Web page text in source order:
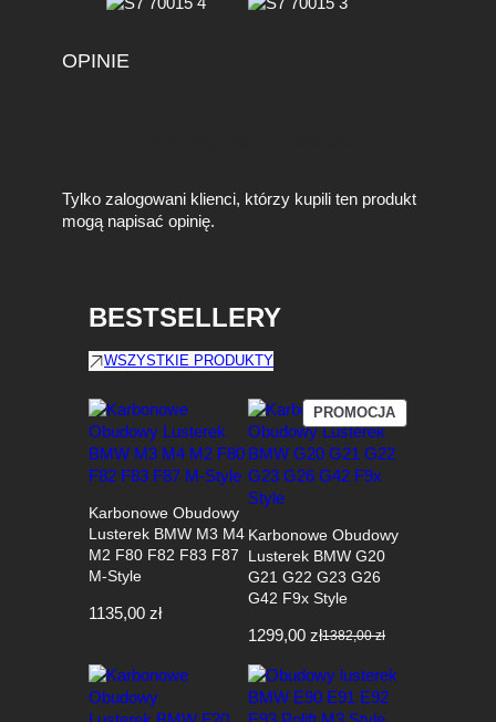
OPINIE
Tylko zalogowani klienci, którzy kupili ten produkt
mogą napisać opinię.
BESTSELLERY
WSZYSTKIE PRODUKTY
Karbonowe Obudowy
Lusterek BMW M3 M4
M2 F80 F82 F83 F87
M-Style
1135,00 zł
PROMOCJAPRODUKT
W
PROMOCJI
Karbonowe Obudowy
Lusterek BMW G20
G21 G22 G23 G26
G42 F9x Style
1382,00zł
Pierwotna
cena
wynosiła:
1382,00 zł.
1299,00 zł
Aktualna
cena
wynosi:
1299,00 zł.